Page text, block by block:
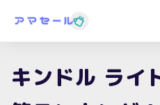
キンドル ライ